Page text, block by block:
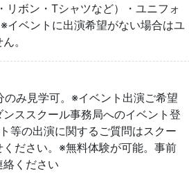
リボン・Tシャツなど）・ユニフォ
ベントに出演希望がない場合はユ
。
み見学可。※イベント出演ご希望
ススクール事務局へのイベント登
等の出演に関するご質問はスクー
ださい。※無料体験が可能。事前
ください